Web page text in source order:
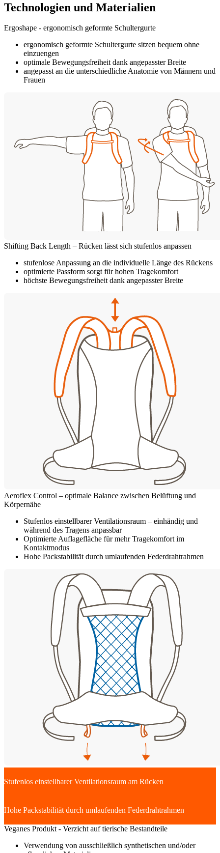
Technologien und Materialien
Ergoshape - ergonomisch geformte Schultergurte
ergonomisch geformte Schultergurte sitzen bequem ohne
einzuengen
optimale Bewegungsfreiheit dank angepasster Breite
angepasst an die unterschiedliche Anatomie von Männern und
Frauen
Shifting Back Length – Rücken lässt sich stufenlos anpassen
stufenlose Anpassung an die individuelle Länge des Rückens
optimierte Passform sorgt für hohen Tragekomfort
höchste Bewegungsfreiheit dank angepasster Breite
Aeroflex Control – optimale Balance zwischen Belüftung und
Körpernähe
Stufenlos einstellbarer Ventilationsraum – einhändig und
während des Tragens anpassbar
Optimierte Auflagefläche für mehr Tragekomfort im
Kontaktmodus
Hohe Packstabilität durch umlaufenden Federdrahtrahmen
Stufenlos einstellbarer Ventilationsraum am Rücken
Hohe Packstabilität durch umlaufenden Federdrahtrahmen
Veganes Produkt - Verzicht auf tierische Bestandteile
Verwendung von ausschließlich synthetischen und/oder